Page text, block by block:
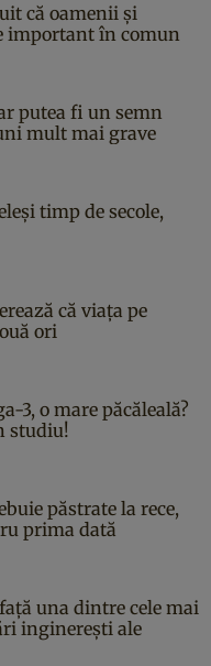
că oamenii și
important în comun
putea fi un semn
mult mai grave
timp de secole,
că viața pe
ori
3, o mare păcăleală?
studiu!
păstrate la rece,
prima dată
una dintre cele mai
inginerești ale